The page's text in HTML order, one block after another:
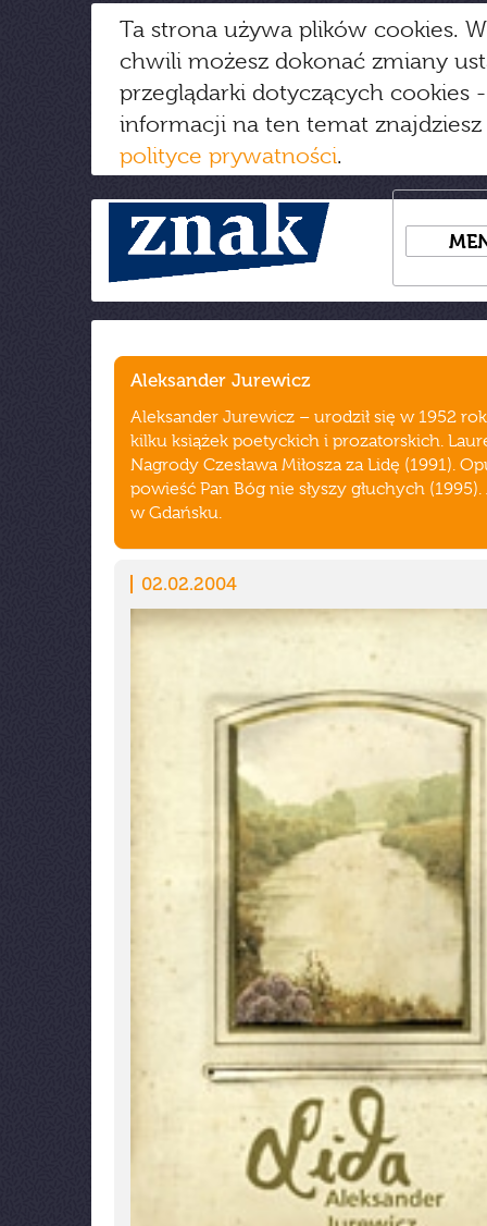
Ta strona używa plików cookies.
chwili możesz dokonać zmiany
przeglądarki dotyczących cookies
informacji na ten temat
polityce prywatności.
Aleksander Jurewicz
Aleksander Jurewicz – urodził się w 1952
kilku książek poetyckich i prozatorskich.
Nagrody Czesława Miłosza za Lidę (1991).
powieść Pan Bóg nie słyszy głuchych (1995).
w Gdańsku.
02.02.2004